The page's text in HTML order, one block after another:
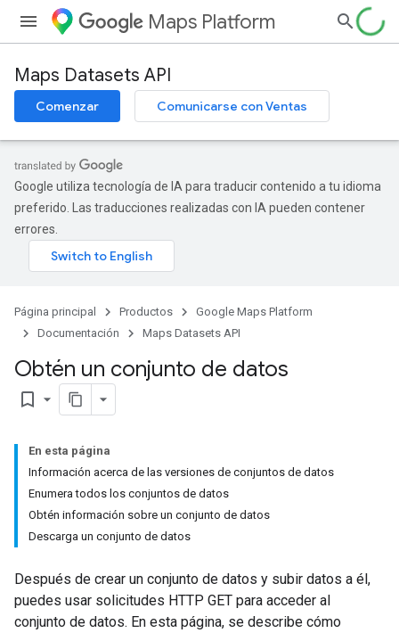
Maps Platform
Maps Datasets API
Comenzar Comunicarse con Ventas
Google utiliza tecnología de IA para traducir contenido a tu idioma
preferido. Las traducciones realizadas con IA pueden contener
errores.
Página principal Productos
Google Maps Platform
Documentación
Maps Datasets API
Obtén un conjunto de datos
bookmark_border
En esta página
Información acerca de las versiones de conjuntos de datos
Enumera todos los conjuntos de datos
Obtén información sobre un conjunto de datos
Descarga un conjunto de datos
Después de crear un conjunto de datos y subir datos a él,
puedes usar solicitudes HTTP GET para acceder al
conjunto de datos. En esta página, se describe cómo